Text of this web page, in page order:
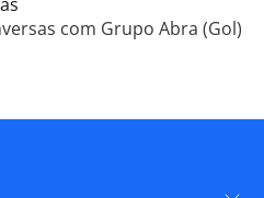
com Grupo Abra (Gol)